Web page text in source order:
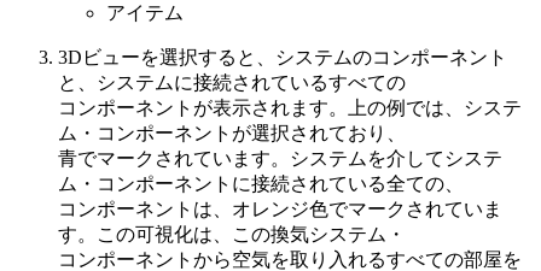
アイテム
3Dビューを選択すると、システムのコンポーネント
と、システムに接続されているすべての
コンポーネントが表示されます。上の例では、システ
ム・コンポーネントが選択されており、
青でマークされています。システムを介してシステ
ム・コンポーネントに接続されている全ての、
コンポーネントは、オレンジ色でマークされていま
す。この可視化は、この換気システム・
コンポーネントから空気を取り入れるすべての部屋を